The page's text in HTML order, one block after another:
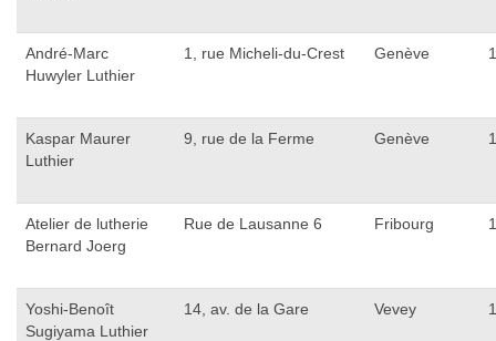
André-Marc
Huwyler Luthier
1, rue Micheli-du-Crest Genève
Kaspar Maurer
Luthier
9, rue de la Ferme Genève
Atelier de lutherie
Bernard Joerg
Rue de Lausanne 6 Fribourg
Yoshi-Benoît
Sugiyama Luthier
14, av. de la Gare Vevey